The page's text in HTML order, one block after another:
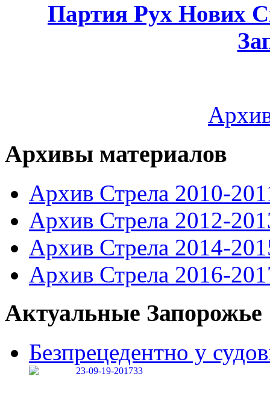
Партия Рух Нових
Архивы материалов
Архив Стрела 2010-
Архив Стрела 2012-
Архив Стрела 2014-
Архив Стрела 2016-
Актуальные Запорожье
Безпрецедентно у